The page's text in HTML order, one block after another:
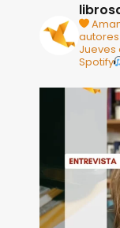
Jueves
Spotify